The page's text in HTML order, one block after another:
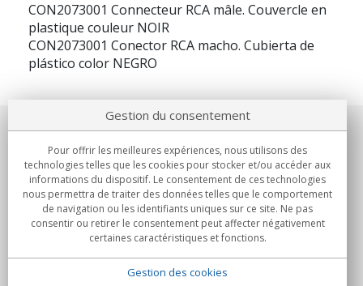
CON2073001 Connecteur RCA mâle. Couvercle en
plastique couleur NOIR
CON2073001 Conector RCA macho. Cubierta de
plástico color NEGRO
Notre société
Engagements
Achats
Gestion du consentement
Pour offrir les meilleures expériences, nous utilisons des
technologies telles que les cookies pour stocker et/ou accéder aux
informations du dispositif. Le consentement de ces technologies
nous permettra de traiter des données telles que le comportement
de navigation ou les identifiants uniques sur ce site. Ne pas
consentir ou retirer le consentement peut affecter négativement
certaines caractéristiques et fonctions.
Gestion des cookies